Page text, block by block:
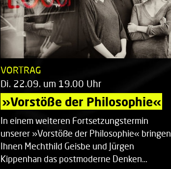
VORTRAG
Di. 22.09. um 19.00 Uhr
»Vorstöße der Philosophie«
In einem weiteren Fortsetzungstermin
unserer »Vorstöße der Philosophie« bringen
Ihnen Mechthild Geisbe und Jürgen
Kippenhan das postmoderne Denken…